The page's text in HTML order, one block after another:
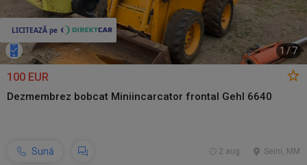
1/7
100 EUR
Dezmembrez bobcat Miniincarcator frontal Gehl 6640
Sună Seini, MM
2 aug.